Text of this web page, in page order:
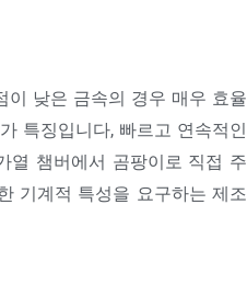
이 낮은 금속의 경우 매우 효율
특징입니다, 빠르고 연속적인
열 챔버에서 곰팡이로 직접 주
기계적 특성을 요구하는 제조